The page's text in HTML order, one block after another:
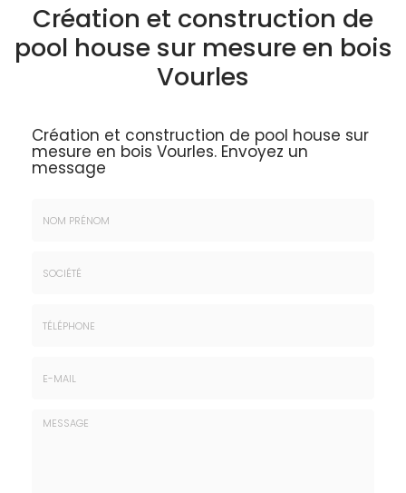
Création et construction de
pool house sur mesure en bois
Vourles
Création et construction de pool house sur
mesure en bois Vourles. Envoyez un
message